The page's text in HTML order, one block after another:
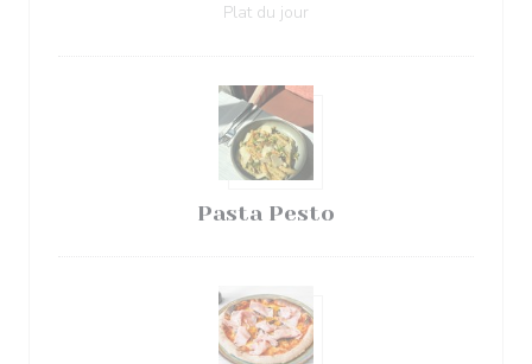
Plat du jour
Pasta Pesto